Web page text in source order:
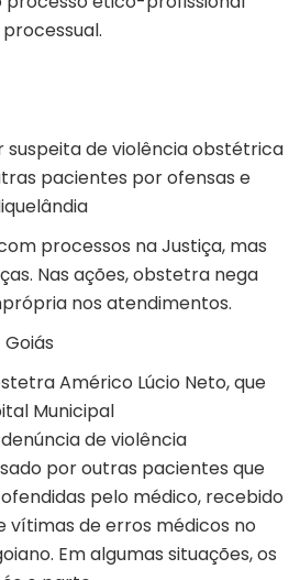
suspeita de violência obstétrica
pacientes por ofensas e
processos na Justiça, mas
Nas ações, obstetra nega
nos atendimentos.
Américo Lúcio Neto, que
Municipal
denúncia de violência
por outras pacientes que
pelo médico, recebido
de erros médicos no
Em algumas situações, os